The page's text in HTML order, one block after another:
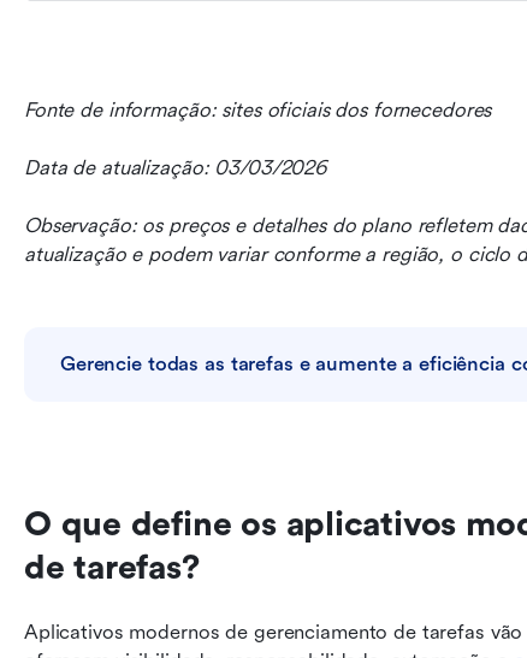
Fonte de informação: sites oficiais dos fornecedores
Data de atualização: 03/03/2026
Observação: os preços e detalhes do plano refletem
atualização e podem variar conforme a região, o ciclo
Gerencie todas as tarefas e aumente a eficiência
O que define os aplicativos
de tarefas?
Aplicativos modernos de gerenciamento de tarefas